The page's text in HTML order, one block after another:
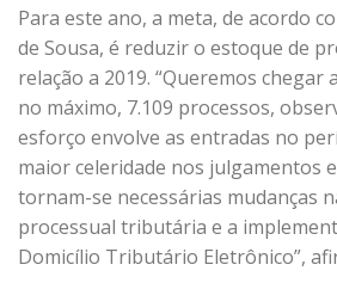
Para este ano, a meta, de acordo
de Sousa, é reduzir o estoque de
relação a 2019. “Queremos chegar
no máximo, 7.109 processos,
esforço envolve as entradas no
maior celeridade nos julgamentos
tornam-se necessárias mudanças
processual tributária e a
Domicílio Tributário Eletrônico”,